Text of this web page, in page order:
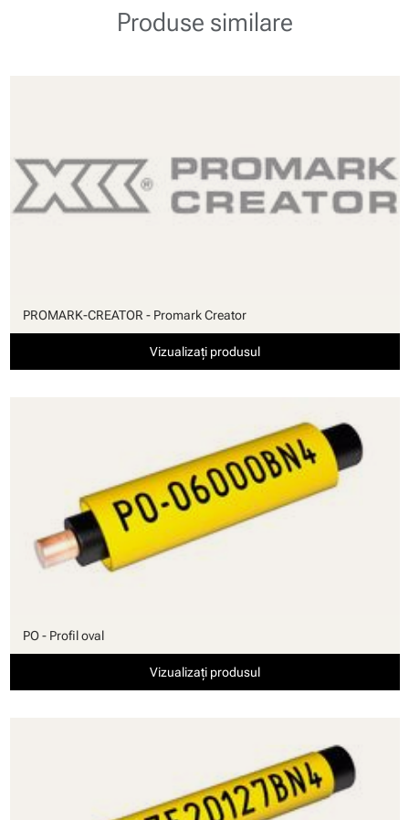
Produse similare
PROMARK-CREATOR - Promark Creator
Vizualizați produsul
PO - Profil oval
Vizualizați produsul